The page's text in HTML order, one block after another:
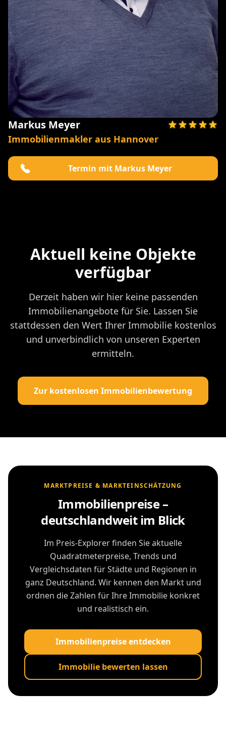
Markus Meyer
Immobilienmakler aus Hannover
Termin mit Markus Meyer
Aktuell keine Objekte
verfügbar
Derzeit haben wir hier keine passenden
Immobilienangebote für Sie. Lassen Sie
stattdessen den Wert Ihrer Immobilie kostenlos
und unverbindlich von unseren Experten
ermitteln.
Zur kostenlosen Immobilienbewertung
MARKTPREISE & MARKTEINSCHÄTZUNG
Immobilienpreise –
deutschlandweit im Blick
Im Preis-Explorer finden Sie aktuelle
Quadratmeterpreise, Trends und
Vergleichsdaten für Städte und Regionen in
ganz Deutschland. Wir kennen den Markt und
ordnen die Zahlen für Ihre Immobilie konkret
und realistisch ein.
Immobilienpreise entdecken
Immobilie bewerten lassen